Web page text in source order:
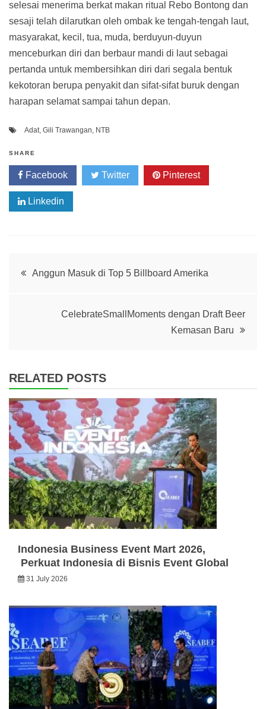
selesai menerima berkat makan ritual Rebo Bontong dan
sesaji telah dilarutkan oleh ombak ke tengah-tengah laut,
masyarakat, kecil, tua, muda, berduyun-duyun
menceburkan diri dan berbaur mandi di laut sebagai
pertanda untuk membersihkan diri dari segala bentuk
kekotoran berupa penyakit dan sifat-sifat buruk dengan
harapan selamat sampai tahun depan.
Adat, Gili Trawangan, NTB
SHARE
Facebook Twitter Pinterest
Linkedin
Post
Anggun Masuk di Top 5 Billboard Amerika
CelebrateSmallMoments dengan Draft Beer
Kemasan Baru
RELATED POSTS
Indonesia Business Event Mart 2026,
Perkuat Indonesia di Bisnis Event Global
31 July 2026